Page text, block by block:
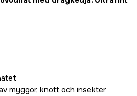
myggor, knott och insekter